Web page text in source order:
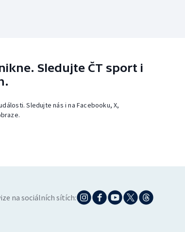
Sledujte ČT sport i
Sledujte nás i na Facebooku, X,
na sociálních sítích: